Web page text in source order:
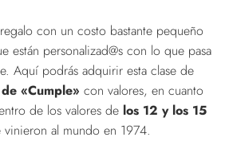
con un costo bastante pequeño
están personalizad@s con lo que pasa
Aquí podrás adquirir esta clase de
«Cumple» con valores, en cuanto
de los valores de los 12 y los 15
al mundo en 1974.